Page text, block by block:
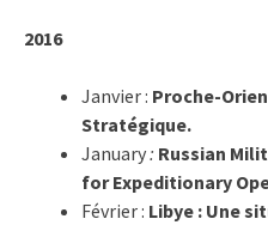
2016
Janvier : Proche-
Stratégique.
January: Russian
for Expeditionary
Février : Libye : Une